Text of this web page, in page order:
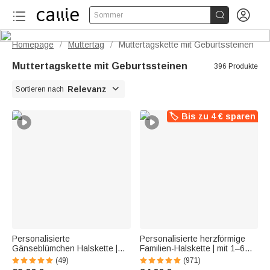
Sommer  
Homepage / Muttertag / Muttertagskette mit Geburtssteinen
Muttertagskette mit Geburtssteinen 396 Produkte
Sortieren nach Relevanz 
Personalisierte
Gänseblümchen Halskette |
mit Namen und
Geburtssteinen | 2-in-1
(49)
🏷️ Bis zu 4 € sparen
Personalisierte herzförmige
Familien-Halskette | mit 1–6
Namen und Geburtssteinen |
Muttertag Geburtstag
(971)